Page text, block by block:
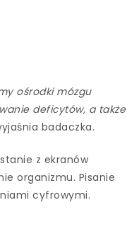
ośrodki mózgu
deficytów, a także
badaczka.
z ekranów
organizmu. Pisanie
cyfrowymi.